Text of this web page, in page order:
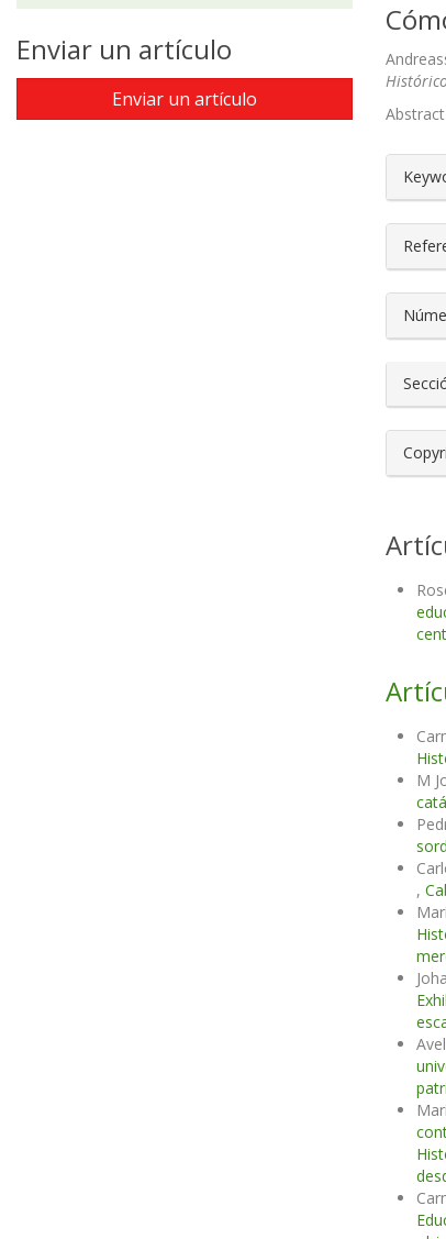
M
,
Enviar un artículo
Enviar un artículo